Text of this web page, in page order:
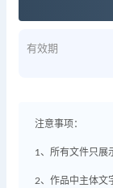
有效期
注意事项：
1、所有文件只展
2、作品中主体文